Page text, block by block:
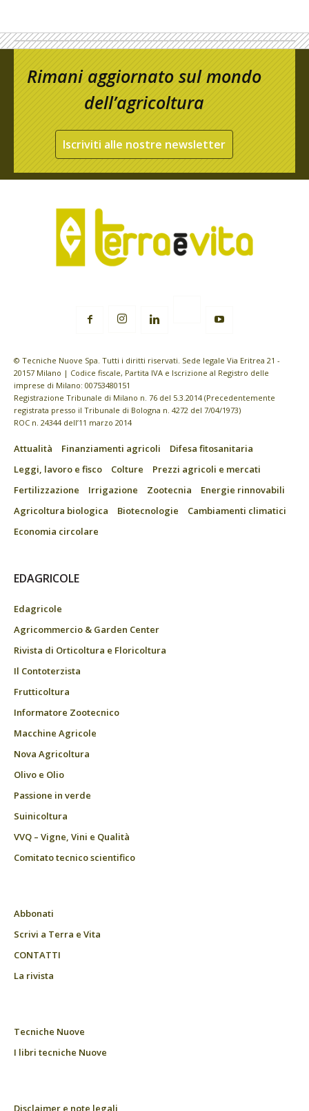
Rimani aggiornato sul mondo
dell’agricoltura
Iscriviti alle nostre newsletter
© Tecniche Nuove Spa. Tutti i diritti riservati. Sede legale Via Eritrea 21 -
20157 Milano | Codice fiscale, Partita IVA e Iscrizione al Registro delle
imprese di Milano: 00753480151
Registrazione Tribunale di Milano n. 76 del 5.3.2014 (Precedentemente
registrata presso il Tribunale di Bologna n. 4272 del 7/04/1973)
ROC n. 24344 dell’11 marzo 2014
Attualità Finanziamenti agricoli
Difesa fitosanitaria
Leggi, lavoro e fisco
Colture
Prezzi agricoli e mercati
Fertilizzazione
Irrigazione Zootecnia
Energie rinnovabili
Agricoltura biologica
Biotecnologie
Cambiamenti climatici
Economia circolare
EDAGRICOLE
Edagricole
Agricommercio & Garden Center
Rivista di Orticoltura e Floricoltura
Il Contoterzista
Frutticoltura
Informatore Zootecnico
Macchine Agricole
Nova Agricoltura
Olivo e Olio
Passione in verde
Suinicoltura
VVQ – Vigne, Vini e Qualità
Comitato tecnico scientifico
Abbonati
Scrivi a Terra e Vita
CONTATTI
La rivista
Tecniche Nuove
I libri tecniche Nuove
Disclaimer e note legali